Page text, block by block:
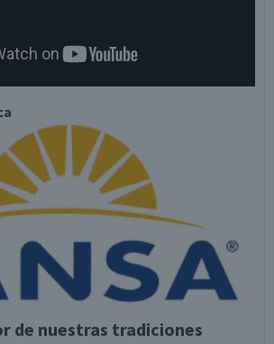
de nuestras tradiciones